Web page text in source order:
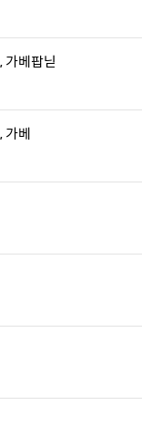
가베팝닏
가베